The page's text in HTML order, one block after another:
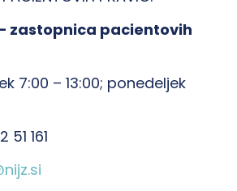
zastopnica pacientovih
7:00 – 13:00; ponedeljek
161